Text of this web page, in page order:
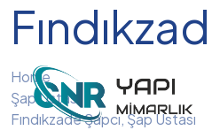
Home
Şap Ustası
Fındıkzade Şapcı, Şap Ustası